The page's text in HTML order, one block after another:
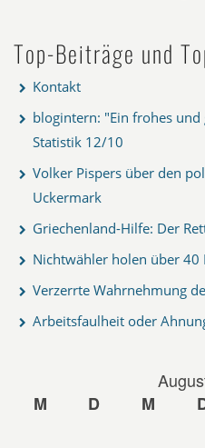
Top-Beiträge und
Kontakt
blogintern: "Ein frohes und
Statistik 12/10
Volker Pispers über den
Uckermark
Griechenland-Hilfe: Der
Nichtwähler holen über 40
Verzerrte Wahrnehmung
Arbeitsfaulheit oder
M
D M